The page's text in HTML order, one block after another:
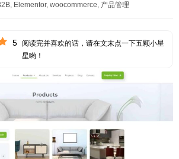
, Elementor, woocommerce, 产品管理
5
阅读完并喜欢的话，请在文末点一下五颗小星
星哟！